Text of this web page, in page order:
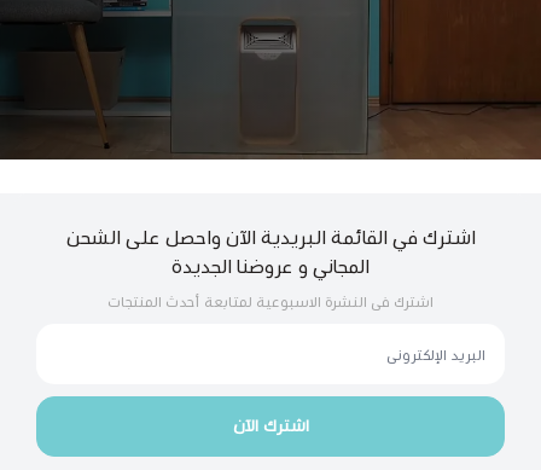
اشترك في القائمة البريدية الآن واحصل على الشحن
المجاني و عروضنا الجديدة
اشترك فى النشرة الاسبوعية لمتابعة أحدث المنتجات
اشترك الآن